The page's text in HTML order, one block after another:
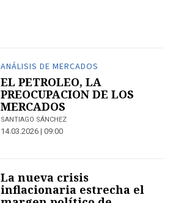
ANÁLISIS DE MERCADOS
EL PETROLEO, LA
PREOCUPACION DE LOS
MERCADOS
SANTIAGO SÁNCHEZ
14.03.2026 | 09:00
La nueva crisis
inflacionaria estrecha el